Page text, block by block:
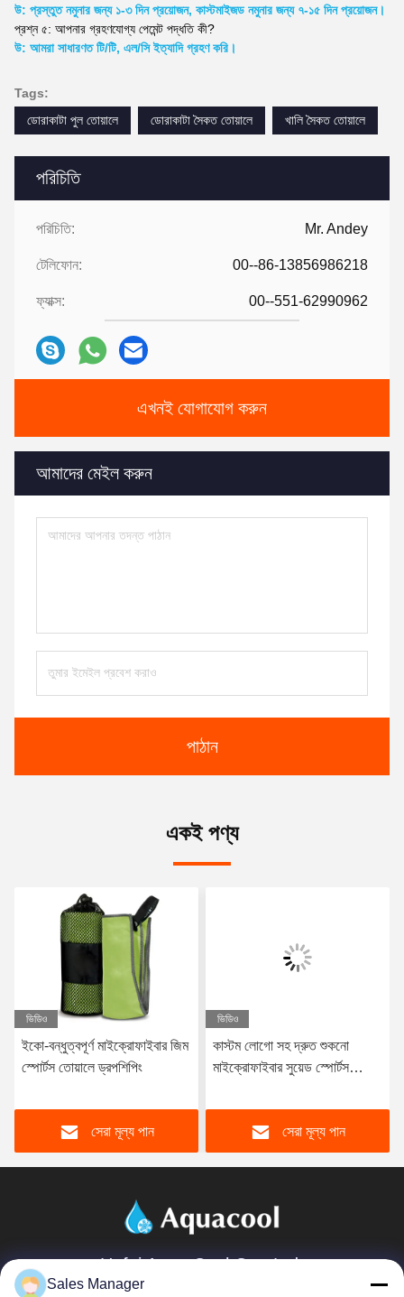
পরিচিতি
পরিচিতি: Mr. Andey
টেলিফোন: 00--86-13856986218
ফ্যাক্স: 00--551-62990962
এখনই যোগাযোগ করুন
আমাদের মেইল ​​করুন
পাঠান
উ: প্রস্তুত নমুনার জন্য ১-৩ দিন প্রয়োজন, কাস্টমাইজড নমুনার জন্য ৭-১৫ দিন প্রয়োজন।
প্রশ্ন ৫: আপনার গ্রহণযোগ্য পেমেন্ট পদ্ধতি কী?
উ: আমরা সাধারণত টি/টি, এল/সি ইত্যাদি গ্রহণ করি।
Tags:
ডোরাকাটা পুল তোয়ালে
ডোরাকাটা সৈকত তোয়ালে খালি সৈকত তোয়ালে
একই পণ্য
ভিডিও
ইকো-বন্ধুত্বপূর্ণ মাইক্রোফাইবার জিম
স্পোর্টস তোয়ালে ড্রপশিপিং
সেরা মূল্য পান
ভিডিও
কাস্টম লোগো সহ দ্রুত শুকনো
মাইক্রোফাইবার সুয়েড স্পোর্টস
সেরা মূল্য পান
Hefei Aqua Cool Co., Ltd.
Sales Manager